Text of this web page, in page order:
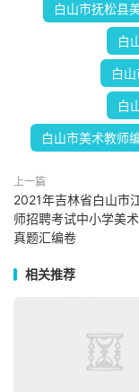
白山市抚松县
白
白
白
白山市美术教师
上一篇
2021年吉林省白山市
师招聘考试中小学美
真题汇编卷
相关推荐